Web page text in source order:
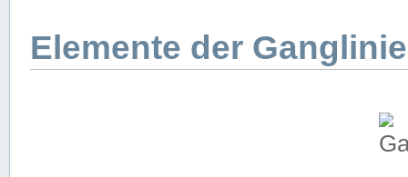
Elemente der